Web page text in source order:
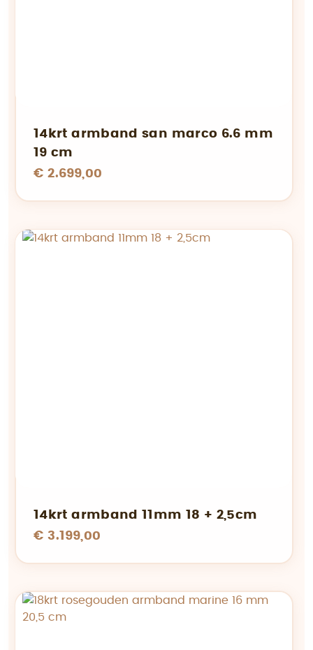
14krt armband san marco 6.6 mm
19 cm
€ 2.699,00
14krt armband 11mm 18 + 2,5cm
€ 3.199,00